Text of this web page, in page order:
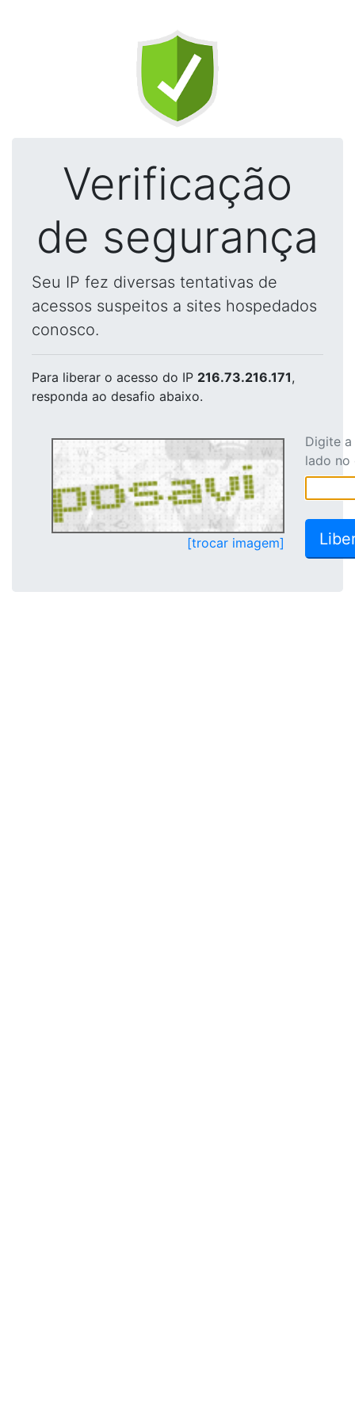
Verificação
de segurança
Seu IP fez diversas tentativas de
acessos suspeitos a sites hospedados
conosco.
Para liberar o acesso do IP 216.73.216.171,
responda ao desafio abaixo.
[trocar imagem]
Digite
lado no